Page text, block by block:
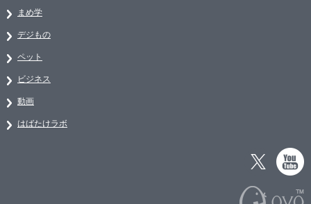
まめ学
デジもの
ペット
ビジネス
動画
はばたけラボ